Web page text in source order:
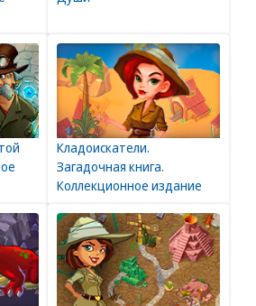
Кладоискатели.
Загадочная книга.
Коллекционное издание